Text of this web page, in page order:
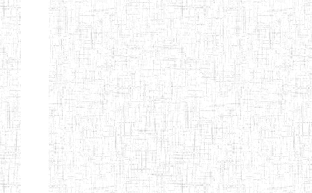
LES FERMIONS
ENIET PRIVEE DE
L'OUEST
17/04/2014 ENIET
ENIET LE
NORMALIEN
CITOYEN
30/10/2014 ENIET
ENIEG PRIVEE
04/08/2010 ENIEG